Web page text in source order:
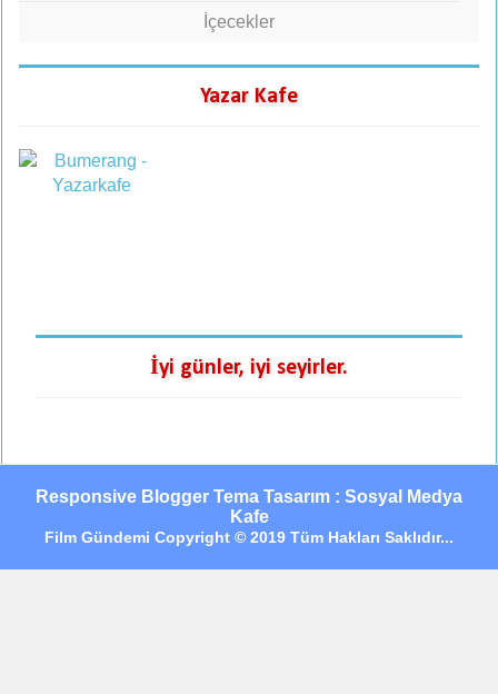
İçecekler
Yazar Kafe
İyi günler, iyi seyirler.
Responsive Blogger Tema Tasarım : Sosyal Medya
Kafe
Film Gündemi Copyright © 2019 Tüm Hakları Saklıdır...